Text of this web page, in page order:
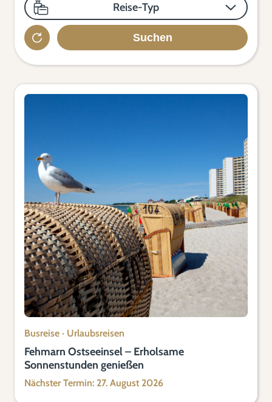
Reise-Typ
Suchen
Busreise · Urlaubsreisen
Fehmarn Ostseeinsel – Erholsame
Sonnenstunden genießen
Nächster Termin: 27. August 2026